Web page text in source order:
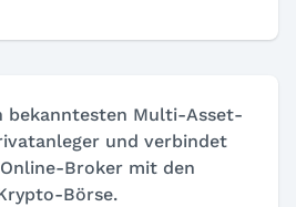
bekanntesten Multi-Asset-
und verbindet
Broker mit den
Börse.